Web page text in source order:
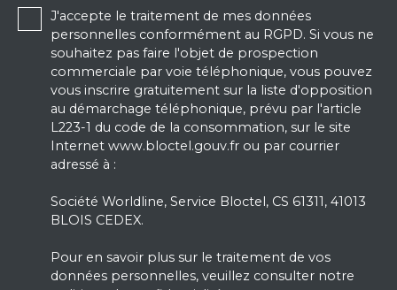
J'accepte le traitement de mes données
personnelles conformément au RGPD. Si vous ne
souhaitez pas faire l'objet de prospection
commerciale par voie téléphonique, vous pouvez
vous inscrire gratuitement sur la liste d'opposition
au démarchage téléphonique, prévu par l'article
L223-1 du code de la consommation, sur le site
Internet www.bloctel.gouv.fr ou par courrier
adressé à :
Société Worldline, Service Bloctel, CS 61311, 41013
BLOIS CEDEX.
Pour en savoir plus sur le traitement de vos
données personnelles, veuillez consulter notre